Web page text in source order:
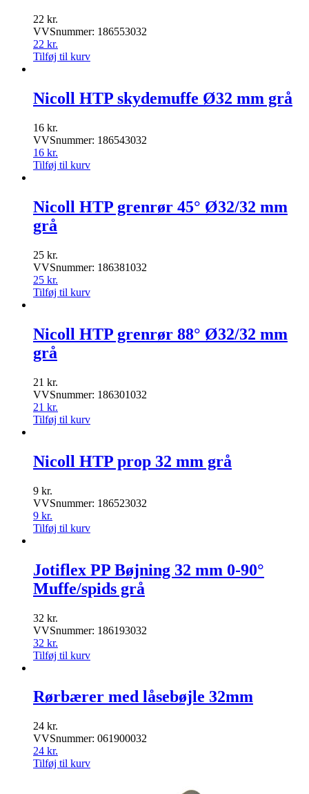
22 kr.
VVSnummer: 186553032
22 kr.
Tilføj til kurv
Nicoll HTP skydemuffe Ø32 mm grå
16 kr.
VVSnummer: 186543032
16 kr.
Tilføj til kurv
Nicoll HTP grenrør 45° Ø32/32 mm
grå
25 kr.
VVSnummer: 186381032
25 kr.
Tilføj til kurv
Nicoll HTP grenrør 88° Ø32/32 mm
grå
21 kr.
VVSnummer: 186301032
21 kr.
Tilføj til kurv
Nicoll HTP prop 32 mm grå
9 kr.
VVSnummer: 186523032
9 kr.
Tilføj til kurv
Jotiflex PP Bøjning 32 mm 0-90°
Muffe/spids grå
32 kr.
VVSnummer: 186193032
32 kr.
Tilføj til kurv
Rørbærer med låsebøjle 32mm
24 kr.
VVSnummer: 061900032
24 kr.
Tilføj til kurv